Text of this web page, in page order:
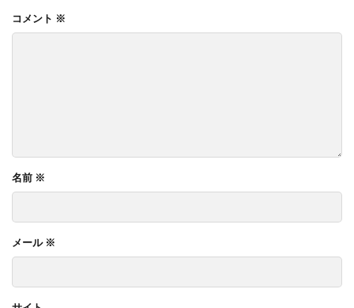
コメント ※
名前 ※
メール ※